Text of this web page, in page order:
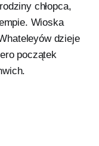
chłopca,
Wioska
dzieje
początek